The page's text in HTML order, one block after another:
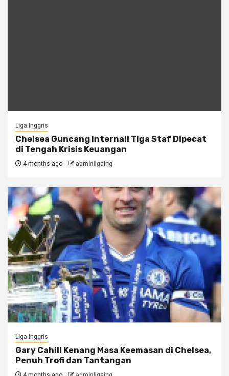
Liga Inggris
Chelsea Guncang Internal! Tiga Staf Dipecat
di Tengah Krisis Keuangan
4 months ago adminligaing
Liga Inggris
Gary Cahill Kenang Masa Keemasan di Chelsea,
Penuh Trofi dan Tantangan